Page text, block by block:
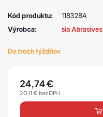
Kód produktu:
118328A
Výrobca:
sia Abrasives
Do troch týždňov
24,74€
20,11 €